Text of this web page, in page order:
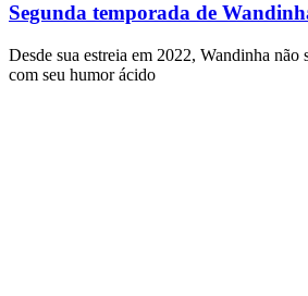
Segunda temporada de
Desde sua estreia em 2022, Wandinha
com seu humor ácido